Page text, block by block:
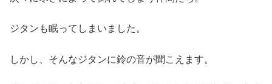
ジタンも眠ってしまいました。
しかし、そんなジタンに鈴の音が聞こえます。